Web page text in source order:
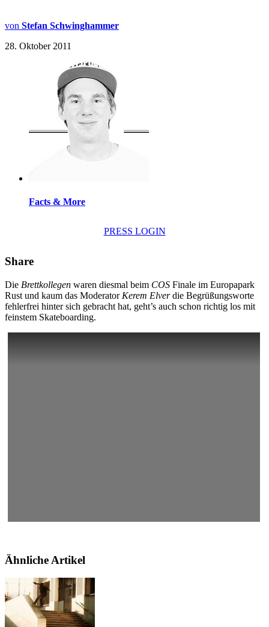
von Stefan Schwinghammer
28. Oktober 2011
Facts & More
PRESS LOGIN
Share
Die Brettkollegen waren diesmal beim COS Finale im Europapark
Rust und kaum das Moderator Kerem Elverdie Begrüßungsworte
fehlerfrei hinter sich gebracht hat, geht’s auch schon richtig los mit
feinstem Skateboarding.
Ähnliche Artikel